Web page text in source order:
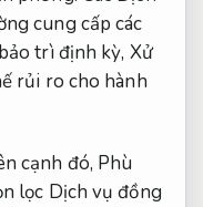
cung cấp các
trì định kỳ, Xử
rủi ro cho hành
cạnh đó, Phù
lọc Dịch vụ đồng